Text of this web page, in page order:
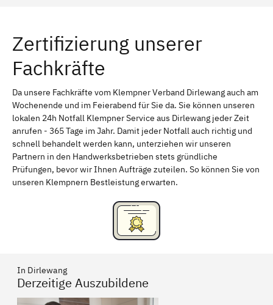
Erlangen Bamberg
Bayreuth
Schweinfurt Passau
Freising Rudelsdorf, Mittelfranken
Zertifizierung unserer
Fachkräfte
Da unsere Fachkräfte vom Klempner Verband Dirlewang auch am
Wochenende und im Feierabend für Sie da. Sie können unseren
lokalen 24h Notfall Klempner Service aus Dirlewang jeder Zeit
anrufen - 365 Tage im Jahr. Damit jeder Notfall auch richtig und
schnell behandelt werden kann, unterziehen wir unseren
Partnern in den Handwerksbetrieben stets gründliche
Prüfungen, bevor wir Ihnen Aufträge zuteilen. So können Sie von
unseren Klempnern Bestleistung erwarten.
In Dirlewang
Derzeitige Auszubildene